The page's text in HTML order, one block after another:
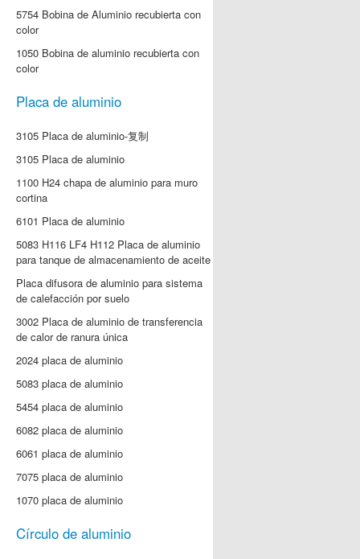
5754 Bobina de Aluminio recubierta con
color
1050 Bobina de aluminio recubierta con
color
Placa de aluminio
3105 Placa de aluminio-复制
3105 Placa de aluminio
1100 H24 chapa de aluminio para muro
cortina
6101 Placa de aluminio
5083 H116 LF4 H112 Placa de aluminio
para tanque de almacenamiento de aceite
Placa difusora de aluminio para sistema
de calefacción por suelo
3002 Placa de aluminio de transferencia
de calor de ranura única
2024 placa de aluminio
5083 placa de aluminio
5454 placa de aluminio
6082 placa de aluminio
6061 placa de aluminio
7075 placa de aluminio
1070 placa de aluminio
Círculo de aluminio